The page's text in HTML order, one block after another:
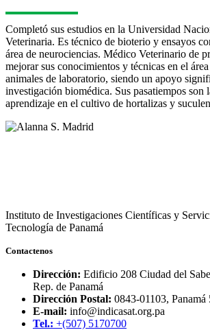
Completó sus estudios en la Universidad
Veterinaria. Es técnico de bioterio y ensayos
área de neurociencias. Médico Veterinario de
mejorar sus conocimientos y técnicas en el
animales de laboratorio, siendo un apoyo
investigación biomédica. Sus pasatiempos son
aprendizaje en el cultivo de hortalizas y
Instituto de Investigaciones Científicas y
Tecnología de Panamá
Contactenos
Dirección: Edificio 208 Ciudad del
Rep. de Panamá
Dirección Postal: 0843-01103, Panamá
E-mail: info@indicasat.org.pa
Tel.: +(507) 5170700